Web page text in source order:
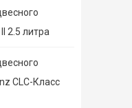
2.5 литра
CLC-Класс